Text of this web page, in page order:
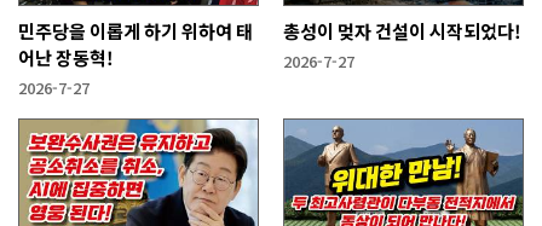
민주당을 이롭게 하기 위하여 태
어난 장동혁!
2026-7-27
총성이 멎자 건설이 시작되었다!
2026-7-27